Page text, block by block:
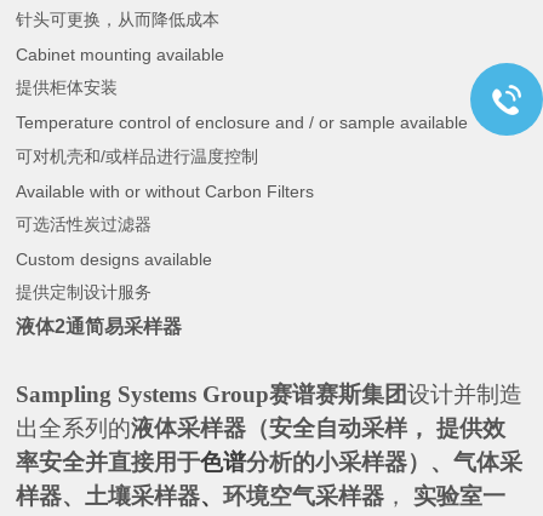
针头可更换，从而降低成本
Cabinet mounting available
提供柜体安装
Temperature control of enclosure and / or sample available
可对机壳和/或样品进行温度控制
Available with or without Carbon Filters
可选活性炭过滤器
Custom designs available
提供定制设计服务
液体2通简易采样器
Sampling Systems Group赛谱赛斯集团设计并制造
出全系列的液体采样器（安全自动采样， 提供效
率安全并直接用于色谱分析的小采样器）、气体采
样器、土壤采样器、环境空气采样器 ， 实验室一